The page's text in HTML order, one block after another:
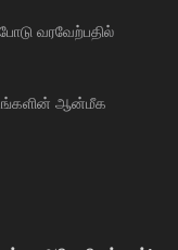
வரவேற்பதில்
ஆன்மீக